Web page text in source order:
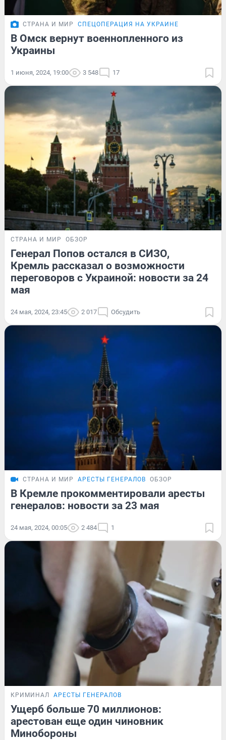
СТРАНА И МИР СПЕЦОПЕРАЦИЯ НА УКРАИНЕ
В Омск вернут военнопленного из
Украины
1 июня, 2024, 19:00 3 548 17
СТРАНА И МИР ОБЗОР
Генерал Попов остался в СИЗО,
Кремль рассказал о возможности
переговоров с Украиной: новости за 24
мая
24 мая, 2024, 23:45 2 017 Обсудить
СТРАНА И МИР АРЕСТЫ ГЕНЕРАЛОВ ОБЗОР
В Кремле прокомментировали аресты
генералов: новости за 23 мая
24 мая, 2024, 00:05 2 484 1
КРИМИНАЛ АРЕСТЫ ГЕНЕРАЛОВ
Ущерб больше 70 миллионов:
арестован еще один чиновник
Минобороны